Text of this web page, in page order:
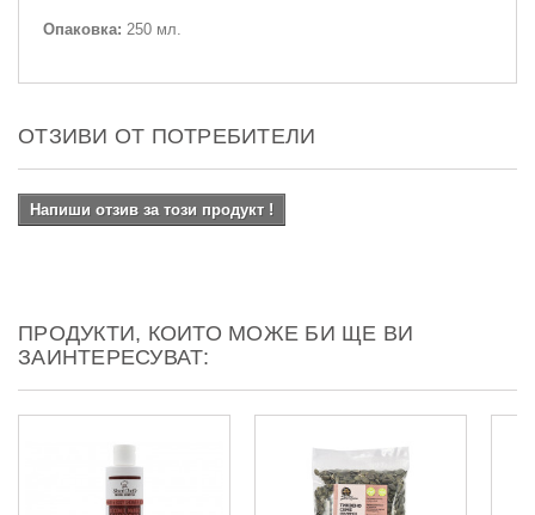
Опаковка: 250 мл.
ОТЗИВИ ОТ ПОТРЕБИТЕЛИ
Напиши отзив за този продукт !
ПРОДУКТИ, КОИТО МОЖЕ БИ ЩЕ ВИ
ЗАИНТЕРЕСУВАТ: